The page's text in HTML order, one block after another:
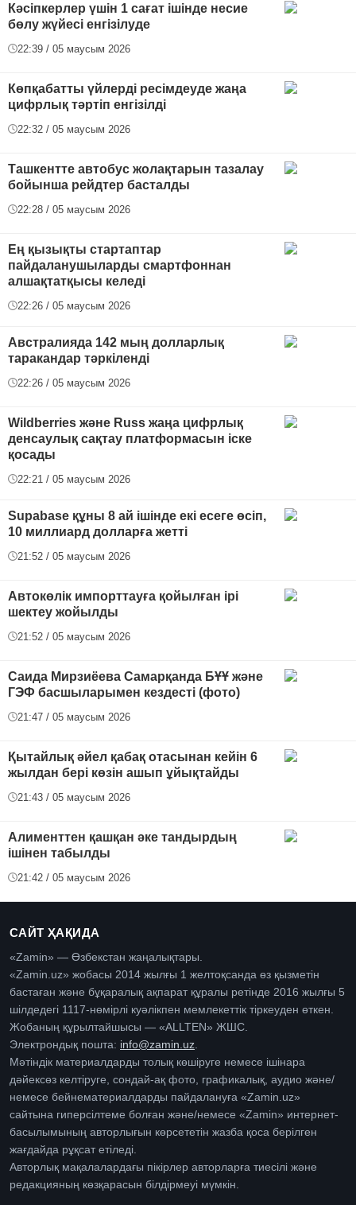
Кәсіпкерлер үшін 1 сағат ішінде несие
бөлу жүйесі енгізілуде
22:39 / 05 маусым 2026
Көпқабатты үйлерді ресімдеуде жаңа
цифрлық тәртіп енгізілді
22:32 / 05 маусым 2026
Ташкентте автобус жолақтарын тазалау
бойынша рейдтер басталды
22:28 / 05 маусым 2026
Ең қызықты стартаптар
пайдаланушыларды смартфоннан
алшақтатқысы келеді
22:26 / 05 маусым 2026
Австралияда 142 мың долларлық
таракандар тәркіленді
22:26 / 05 маусым 2026
Wildberries және Russ жаңа цифрлық
денсаулық сақтау платформасын іске
қосады
22:21 / 05 маусым 2026
Supabase құны 8 ай ішінде екі есеге өсіп,
10 миллиард долларға жетті
21:52 / 05 маусым 2026
Автокөлік импорттауға қойылған ірі
шектеу жойылды
21:52 / 05 маусым 2026
Саида Мирзиёева Самарқанда БҰҰ және
ГЭФ басшыларымен кездесті (фото)
21:47 / 05 маусым 2026
Қытайлық әйел қабақ отасынан кейін 6
жылдан бері көзін ашып ұйықтайды
21:43 / 05 маусым 2026
Алименттен қашқан әке тандырдың
ішінен табылды
21:42 / 05 маусым 2026
САЙТ ҲАҚИДА
«Zamin» — Өзбекстан жаңалықтары.
«Zamin.uz» жобасы 2014 жылғы 1 желтоқсанда өз қызметін
бастаған және бұқаралық ақпарат құралы ретінде 2016 жылғы 5
шілдедегі 1117-нөмірлі куәлікпен мемлекеттік тіркеуден өткен.
Жобаның құрылтайшысы — «ALLTEN» ЖШС.
Электрондық пошта: info@zamin.uz
Мәтіндік материалдарды толық көшіруге немесе ішінара
дәйексөз келтіруге, сондай-ақ фото, графикалық, аудио және/
немесе бейнематериалдарды пайдалануға «Zamin.uz»
сайтына гиперсілтеме болған және/немесе «Zamin» интернет-
басылымының авторлығын көрсететін жазба қоса берілген
жағдайда рұқсат етіледі.
Авторлық мақалалардағы пікірлер авторларға тиесілі және
редакцияның көзқарасын білдірмеуі мүмкін.